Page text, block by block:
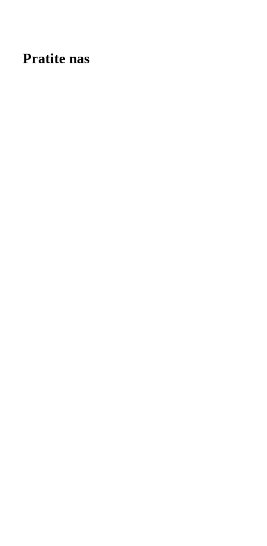
Pratite nas